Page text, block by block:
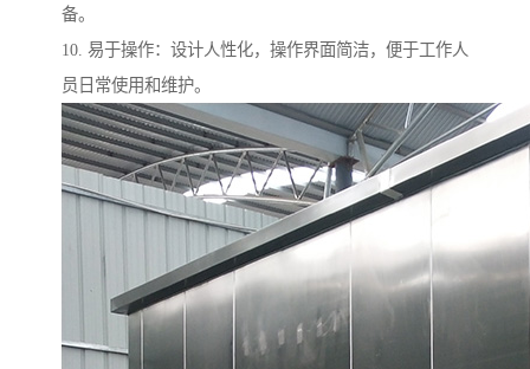
备。
10. 易于操作：设计人性化，操作界面简洁，便于工作人
员日常使用和维护。